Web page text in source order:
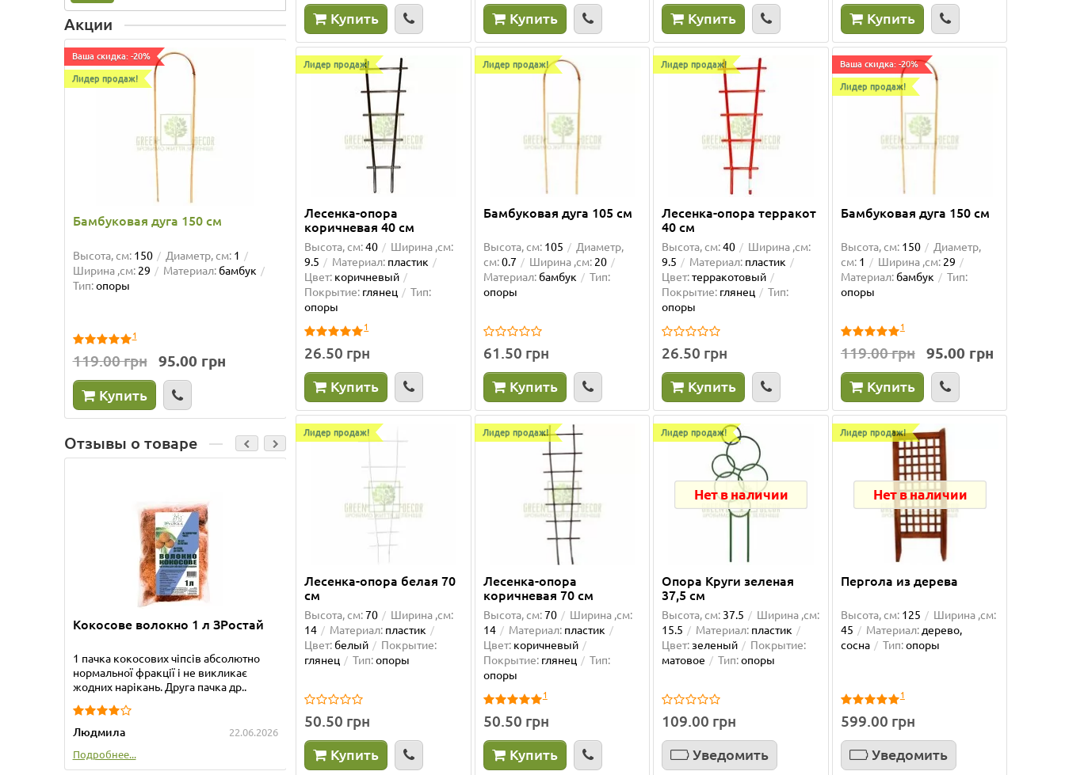
Акции
Ваша скидка: -20%
Лидер продаж!
Бамбуковая дуга 150 см
Высота, см: 150 Диаметр, см: 1
Ширина ,см: 29 Материал:бамбук
Тип:опоры
1
119.00 грн 95.00 грн
Купить
Отзывы о товаре
Кокосове волокно 1 л ЗРостай
1 пачка кокосових чіпсів абсолютно
нормальної фракції і не викликає
жодних нарікань. Друга пачка др..
Людмила
22.06.2026
Подробнее...
Бамбукова драбинка 180 см
Приобрела опоры уже второй раз, они
прекрасны! Доставка очень быстрая,
Татьяна
Подробнее...
Опора для орхідей помаранчева
61 см
Дуже задоволена цими вазонами з
01.06.2026
Подробнее...
Горщик для квітів АРТЕ 1,2 л,
білий-чорний
Подробнее...
Купить Купить Купить Купить
Лидер продаж!
Лесенка-опора
коричневая 40 см
Высота, см:40
Ширина ,см:
9.5
Материал: пластик
Цвет: коричневый
Покрытие: глянец
Тип:
опоры
1
26.50 грн
Купить
Лидер продаж!
Бамбуковая дуга 105 см
Высота, см: 105
Диаметр,
см:0.7 Ширина ,см: 20
Материал:бамбук
Тип:
опоры
61.50 грн
Купить
Лидер продаж!
Лесенка-опора терракот
40 см
Высота, см:40
Ширина ,см:
9.5
Материал: пластик
Цвет:терракотовый
Покрытие: глянец
Тип:
опоры
26.50 грн
Купить
Ваша скидка: -20%
Лидер продаж!
Бамбуковая дуга 150 см
Высота, см: 150
Диаметр,
см: 1 Ширина ,см: 29
Материал:бамбук
Тип:
опоры
1
119.00 грн 95.00 грн
Купить
Лидер продаж!
Лесенка-опора белая 70
см
Высота, см:70
Ширина ,см:
14
Материал: пластик
Цвет:белый
Покрытие:
глянец
Тип:опоры
50.50 грн
Купить
Лидер продаж!
Лесенка-опора
коричневая 70 см
Высота, см:70
Ширина ,см:
14
Материал: пластик
Цвет: коричневый
Покрытие: глянец
Тип:
опоры
1
50.50 грн
Купить
Лидер продаж!
Нет в наличии
Опора Круги зеленая
37,5 см
Высота, см: 37.5
Ширина ,см:
15.5
Материал: пластик
Цвет:зеленый
Покрытие:
матовое
Тип:опоры
109.00 грн
Уведомить
Лидер продаж!
Нет в наличии
Пергола из дерева
Высота, см: 125
Ширина ,см:
45
Материал: дерево,
сосна
Тип:опоры
1
599.00 грн
Уведомить